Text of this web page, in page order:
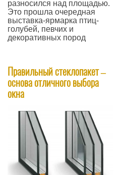
разносился над площадью.
Это прошла очередная
выставка-ярмарка птиц-
голубей, певчих и
декоративных пород
Правильный стеклопакет –
основа отличного выбора
окна